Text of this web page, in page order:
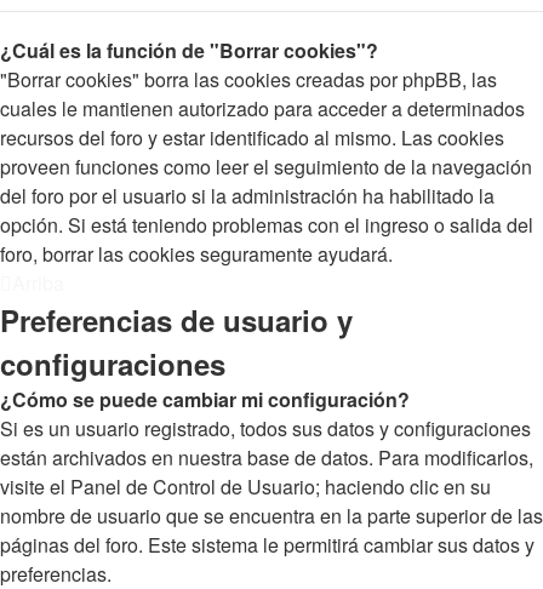
¿Cuál es la función de "Borrar cookies"?
"Borrar cookies" borra las cookies creadas por phpBB, las
cuales le mantienen autorizado para acceder a determinados
recursos del foro y estar identificado al mismo. Las cookies
proveen funciones como leer el seguimiento de la navegación
del foro por el usuario si la administración ha habilitado la
opción. Si está teniendo problemas con el ingreso o salida del
foro, borrar las cookies seguramente ayudará.
Preferencias de usuario y
configuraciones
¿Cómo se puede cambiar mi configuración?
Si es un usuario registrado, todos sus datos y configuraciones
están archivados en nuestra base de datos. Para modificarlos,
visite el Panel de Control de Usuario; haciendo clic en su
nombre de usuario que se encuentra en la parte superior de las
páginas del foro. Este sistema le permitirá cambiar sus datos y
preferencias.